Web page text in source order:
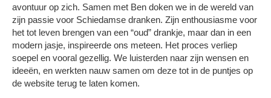
avontuur op zich. Samen met Ben doken we in de wereld van
zijn passie voor Schiedamse dranken. Zijn enthousiasme voor
het tot leven brengen van een “oud” drankje, maar dan in een
modern jasje, inspireerde ons meteen. Het proces verliep
soepel en vooral gezellig. We luisterden naar zijn wensen en
ideeën, en werkten nauw samen om deze tot in de puntjes op
de website terug te laten komen.